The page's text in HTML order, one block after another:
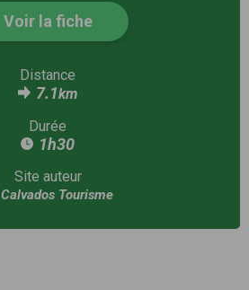
Voir la fiche
Distance
7.1km
Durée
1h30
Site auteur
Calvados Tourisme